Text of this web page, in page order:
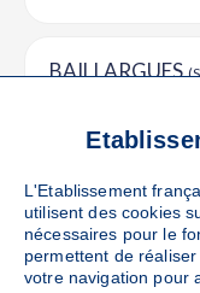
BAILLARGUES
Le mardi 22
L'Etablissement
utilisent des cookies
nécessaires pour le
permettent de
votre navigation pour